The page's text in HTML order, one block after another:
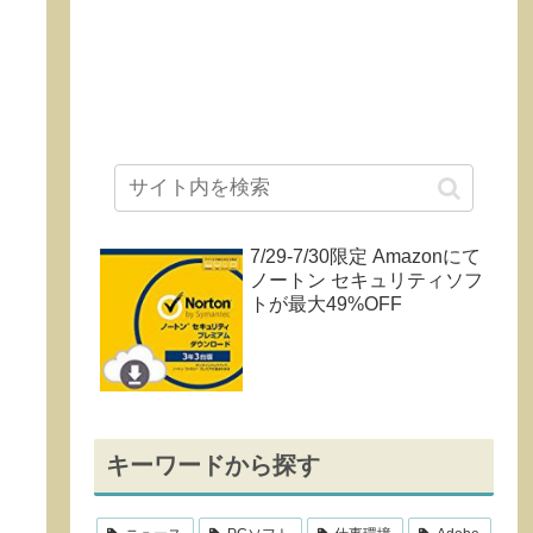
7/29-7/30限定 Amazonにて
ノートン セキュリティソフ
トが最大49%OFF
キーワードから探す